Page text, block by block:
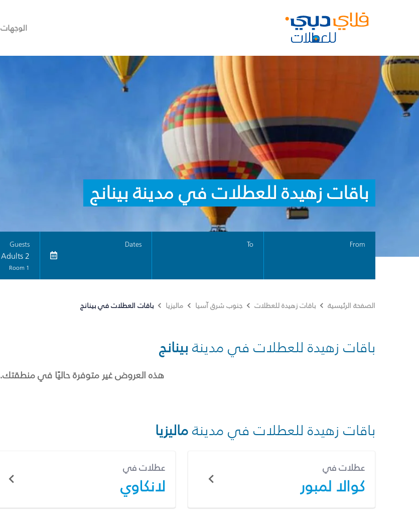
الوجهات
باقات زهيدة للعطلات في مدينة بينانج
From
To
Dates
Guests
2 Adults
1 Room
الصفحة الرئيسية باقات زهيدة للعطلات جنوب شرق آسيا ماليزيا باقات العطلات في بينانج
باقات زهيدة للعطلات في مدينة بينانج
هذه العروض غير متوفرة حاليًا في منطقتك.
باقات زهيدة للعطلات في مدينةماليزيا
عطلات في
كوالا لمبور
عطلات في
لانكاوي